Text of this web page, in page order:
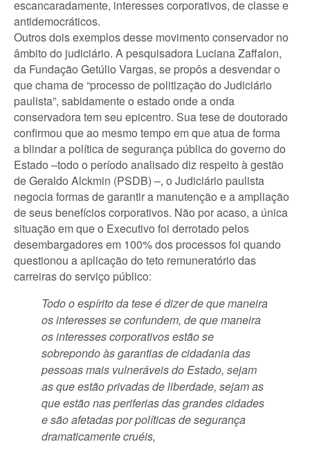
escancaradamente, interesses corporativos, de classe e
antidemocráticos.
Outros dois exemplos desse movimento conservador no
âmbito do judiciário. A pesquisadora Luciana Zaffalon,
da Fundação Getúlio Vargas, se propôs a desvendar o
que chama de “processo de politização do Judiciário
paulista”, sabidamente o estado onde a onda
conservadora tem seu epicentro. Sua tese de doutorado
confirmou que ao mesmo tempo em que atua de forma
a blindar a política de segurança pública do governo do
Estado –todo o período analisado diz respeito à gestão
de Geraldo Alckmin (PSDB) –, o Judiciário paulista
negocia formas de garantir a manutenção e a ampliação
de seus benefícios corporativos. Não por acaso, a única
situação em que o Executivo foi derrotado pelos
desembargadores em 100% dos processos foi quando
questionou a aplicação do teto remuneratório das
carreiras do serviço público:
Todo o espírito da tese é dizer de que maneira
os interesses se confundem, de que maneira
os interesses corporativos estão se
sobrepondo às garantias de cidadania das
pessoas mais vulneráveis do Estado, sejam
as que estão privadas de liberdade, sejam as
que estão nas periferias das grandes cidades
e são afetadas por políticas de segurança
dramaticamente cruéis,